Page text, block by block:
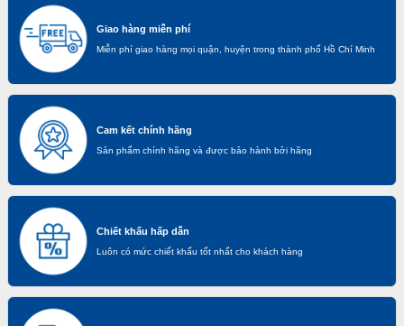
Giao hàng miễn phí
Miễn phí giao hàng mọi quận, huyện trong thành phố Hồ Chí Minh
Cam kết chính hãng
Sản phẩm chính hãng và được bảo hành bởi hãng
Chiết khấu hấp dẫn
Luôn có mức chiết khấu tốt nhất cho khách hàng